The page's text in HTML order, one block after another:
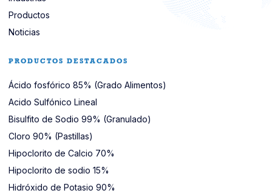
Productos
Noticias
PRODUCTOS DESTACADOS
Ácido fosfórico 85% (Grado Alimentos)
Acido Sulfónico Lineal
Bisulfito de Sodio 99% (Granulado)
Cloro 90% (Pastillas)
Hipoclorito de Calcio 70%
Hipoclorito de sodio 15%
Hidróxido de Potasio 90%